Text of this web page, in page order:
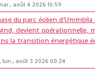
août 4 2026 16:59
du parc éolien
devient opérationnelle,
la transition énergétique
lun., août 3 2026 00:24